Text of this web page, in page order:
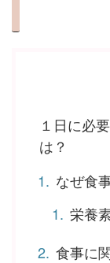
１日に必
は？
なぜ食
栄養
食事に